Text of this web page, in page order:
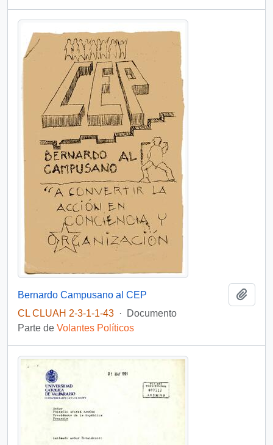
Bernardo Campusano al CEP
CL CLUAH 2-3-1-1-43 ·
Documento
Parte de Volantes Políticos